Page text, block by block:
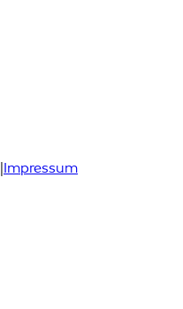
|Impressum